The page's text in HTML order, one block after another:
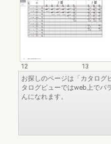
12
13
お探しのページは「カタログ
タログビューではweb上でパ
んになれます。